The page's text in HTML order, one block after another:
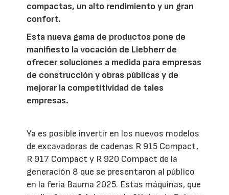
compactas, un alto rendimiento y un gran
confort.
Esta nueva gama de productos pone de
manifiesto la vocación de Liebherr de
ofrecer soluciones a medida para empresas
de construcción y obras públicas y de
mejorar la competitividad de tales
empresas.
Ya es posible invertir en los nuevos modelos
de excavadoras de cadenas R 915 Compact,
R 917 Compact y R 920 Compact de la
generación 8 que se presentaron al público
en la feria Bauma 2025. Estas máquinas, que